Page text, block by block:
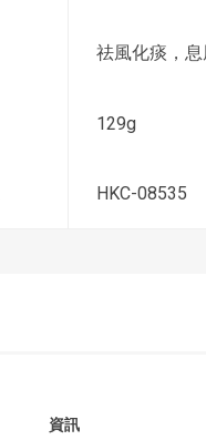
祛風化痰，
129g
HKC-08535
資訊